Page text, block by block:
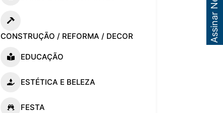
CONSTRUÇÃO / REFORMA / DECOR
EDUCAÇÃO
ESTÉTICA E BELEZA
FESTA